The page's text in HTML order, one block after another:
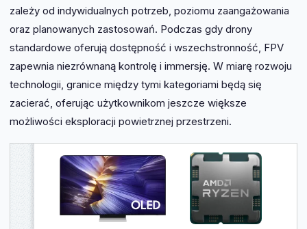
zależy od indywidualnych potrzeb, poziomu zaangażowania
oraz planowanych zastosowań. Podczas gdy drony
standardowe oferują dostępność i wszechstronność, FPV
zapewnia niezrównaną kontrolę i immersję. W miarę rozwoju
technologii, granice między tymi kategoriami będą się
zacierać, oferując użytkownikom jeszcze większe
możliwości eksploracji powietrznej przestrzeni.